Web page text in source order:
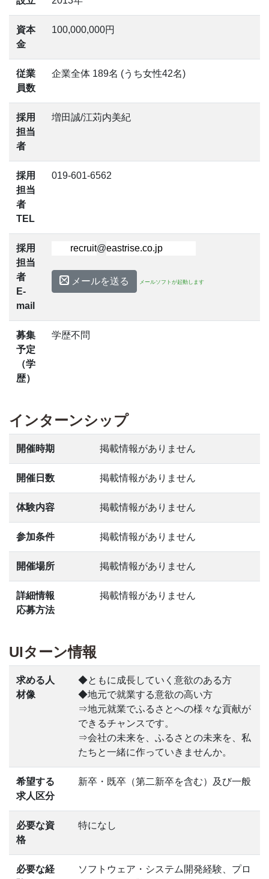
資本
金
100,000,000円
従業
員数
企業全体 189名 (うち女性42名)
採用
担当
者
増田誠/江苅内美紀
採用
担当
者
TEL
019-601-6562
採用
担当
者
E-
mail
@
メールを送る メールソフトが起動します
募集
予定
（学
歴）
学歴不問
インターンシップ
開催時期 掲載情報がありません
開催日数 掲載情報がありません
体験内容 掲載情報がありません
参加条件 掲載情報がありません
開催場所 掲載情報がありません
詳細情報
応募方法
掲載情報がありません
UIターン情報
求める人
材像
◆ともに成長していく意欲のある方
◆地元で就業する意欲の高い方
⇒地元就業でふるさとへの様々な貢献が
できるチャンスです。
⇒会社の未来を、ふるさとの未来を、私
たちと一緒に作っていきませんか。
希望する
求人区分
新卒・既卒（第二新卒を含む）及び一般
必要な資
格
特になし
必要な経
ソフトウェア・システム開発経験、プロ